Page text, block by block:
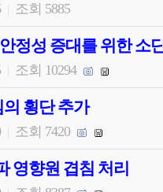
조회 5885
정성 증대를 위한 소
조회 10294
의 횡단 추가
조회 7420
영향원 겹침 처리